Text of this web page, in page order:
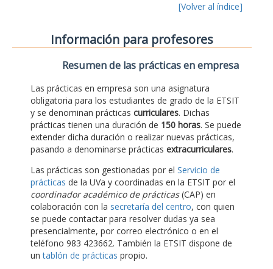
[Volver al índice]
Información para profesores
Resumen de las prácticas en empresa
Las prácticas en empresa son una asignatura
obligatoria para los estudiantes de grado de la ETSIT
y se denominan prácticas curriculares. Dichas
prácticas tienen una duración de 150 horas. Se puede
extender dicha duración o realizar nuevas prácticas,
pasando a denominarse prácticas extracurriculares.
Las prácticas son gestionadas por el Servicio de
prácticas de la UVa y coordinadas en la ETSIT por el
coordinador académico de prácticas(CAP) en
colaboración con la secretaría del centro, con quien
se puede contactar para resolver dudas ya sea
presencialmente, por correo electrónico o en el
teléfono 983 423662. También la ETSIT dispone de
untablón de prácticas propio.